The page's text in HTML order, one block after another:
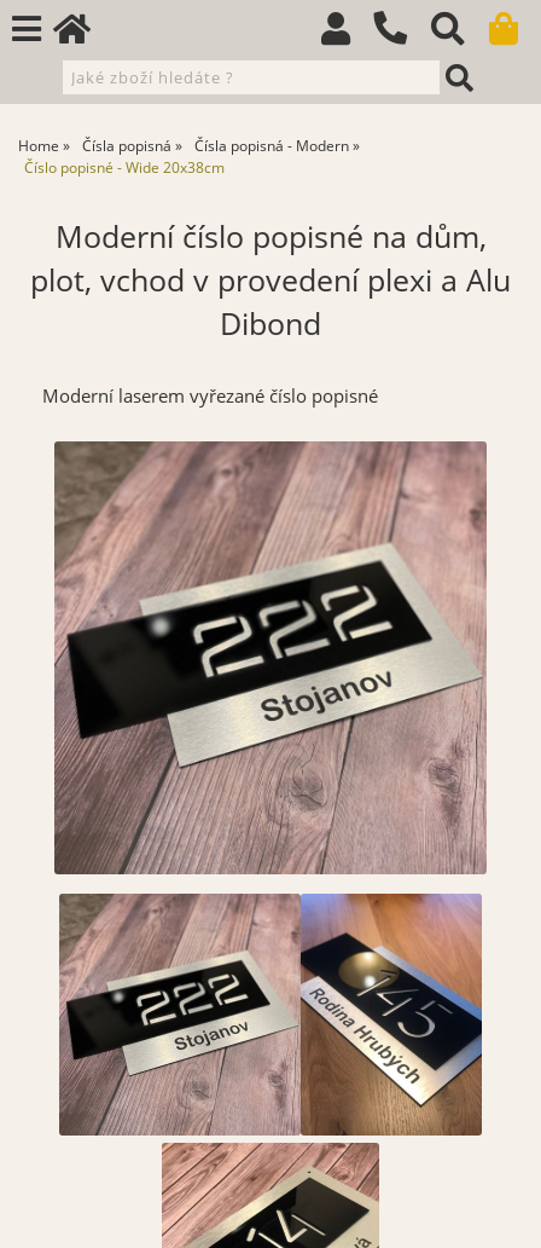
Home Čísla popisná
Čísla popisná - Modern
Číslo popisné - Wide 20x38cm
Moderní číslo popisné na dům,
plot, vchod v provedení plexi a Alu
Dibond
Moderní laserem vyřezané číslo popisné